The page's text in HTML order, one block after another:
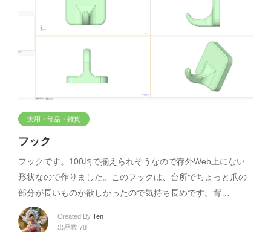
実用・部品・雑貨
フック
フックです。100均で揃えられそうなので存外Web上にない
形状なので作りました。このフックは、台所でちょっと爪の
部分が長いものが欲しかったので気持ち長めです。背…
Created By Ten
出品数 78